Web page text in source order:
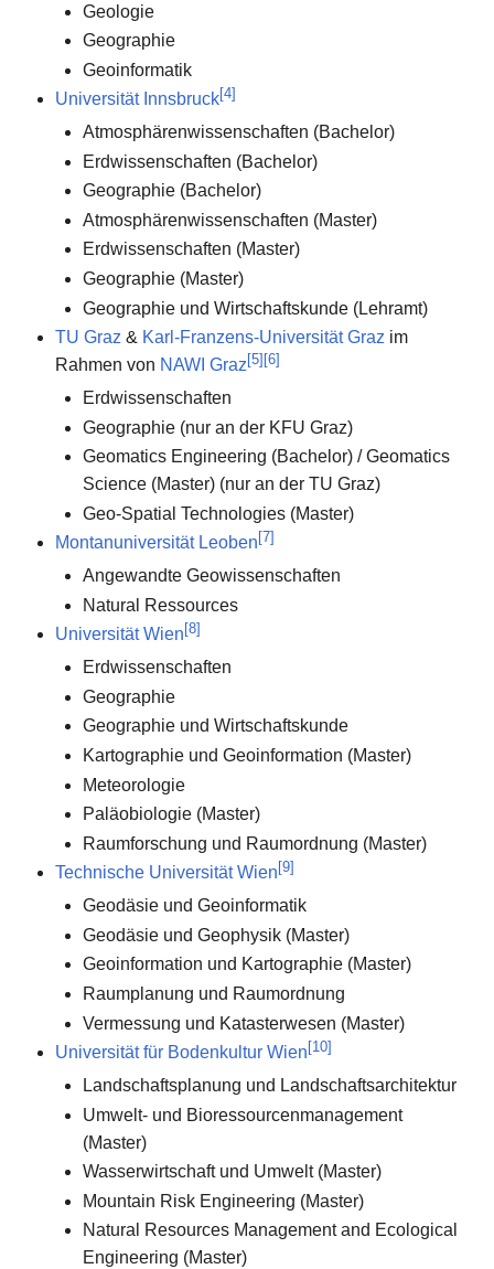
Geologie
Geographie
Geoinformatik
Universität Innsbruck[4]
Atmosphärenwissenschaften (Bachelor)
Erdwissenschaften (Bachelor)
Geographie (Bachelor)
Atmosphärenwissenschaften (Master)
Erdwissenschaften (Master)
Geographie (Master)
Geographie und Wirtschaftskunde (Lehramt)
TU Graz & Karl-Franzens-Universität Graz im
Rahmen von NAWI Graz [5] [6]
Erdwissenschaften
Geographie (nur an der KFU Graz)
Geomatics Engineering (Bachelor) / Geomatics
Science (Master) (nur an der TU Graz)
Geo-Spatial Technologies (Master)
Montanuniversität Leoben [7]
Angewandte Geowissenschaften
Natural Ressources
Universität Wien [8]
Erdwissenschaften
Geographie
Geographie und Wirtschaftskunde
Kartographie und Geoinformation (Master)
Meteorologie
Paläobiologie (Master)
Raumforschung und Raumordnung (Master)
Technische Universität Wien [9]
Geodäsie und Geoinformatik
Geodäsie und Geophysik (Master)
Geoinformation und Kartographie (Master)
Raumplanung und Raumordnung
Vermessung und Katasterwesen (Master)
Universität für Bodenkultur Wien [10]
Landschaftsplanung und Landschaftsarchitektur
Umwelt- und Bioressourcenmanagement
(Master)
Wasserwirtschaft und Umwelt (Master)
Mountain Risk Engineering (Master)
Natural Resources Management and Ecological
Engineering (Master)